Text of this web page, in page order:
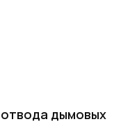
дымовых